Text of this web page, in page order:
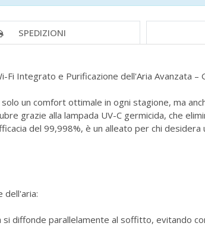
SPEDIZIONI
Fi Integrato e Purificazione dell'Aria Avanzata –
un comfort ottimale in ogni stagione, ma
grazie alla lampada UV-C germicida, che
del 99,998%, è un alleato per chi
dell'aria:
si diffonde parallelamente al soffitto, evitando